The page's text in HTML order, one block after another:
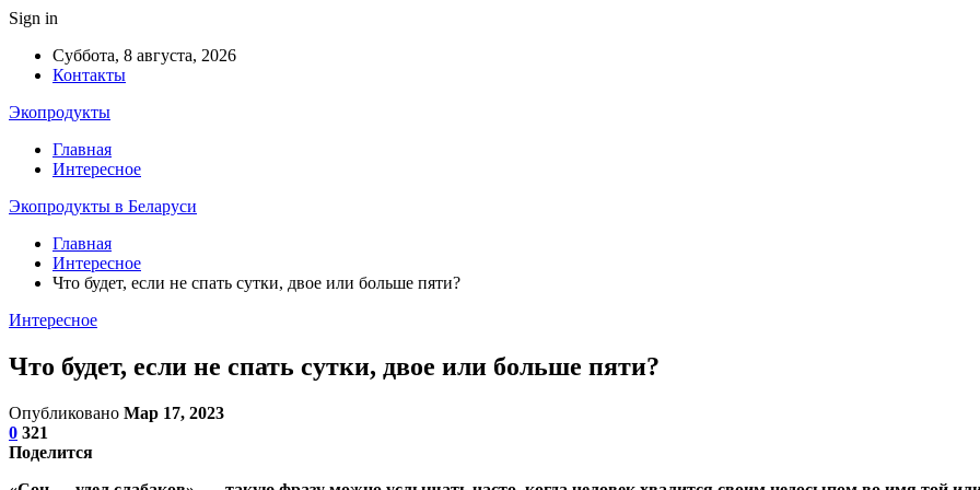
Sign in
Суббота, 8 августа, 2026
Контакты
Экопродукты
Главная
Интересное
Экопродукты в Беларуси
Главная
Интересное
Что будет, если не спать сутки, двое или больше пяти?
Интересное
Что будет, если не спать сутки, двое или больше пяти?
Опубликовано Мар 17, 2023
0 321
Поделится